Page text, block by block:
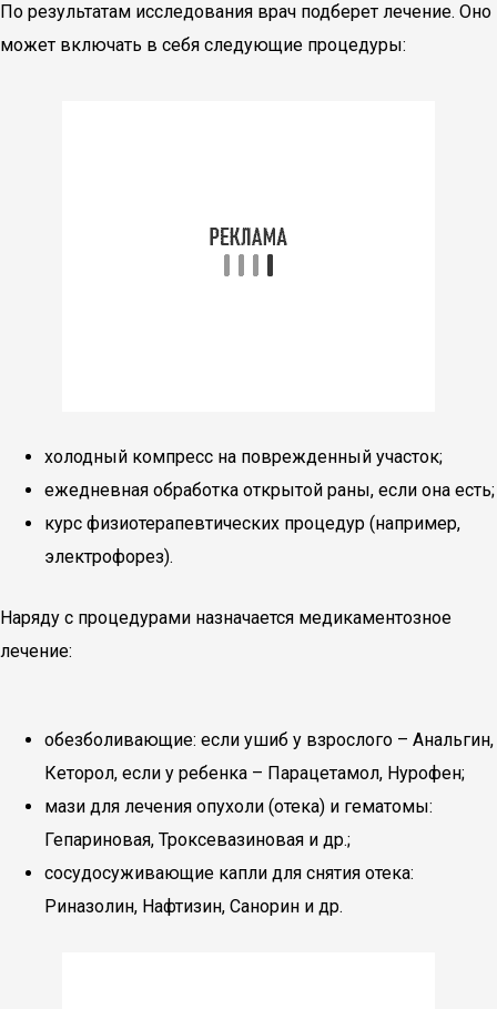
По результатам исследования врач подберет лечение. Оно
может включать в себя следующие процедуры:
холодный компресс на поврежденный участок;
ежедневная обработка открытой раны, если она есть;
курс физиотерапевтических процедур (например,
электрофорез).
Наряду с процедурами назначается медикаментозное
лечение:
обезболивающие: если ушиб у взрослого – Анальгин,
Кеторол, если у ребенка – Парацетамол, Нурофен;
мази для лечения опухоли (отека) и гематомы:
Гепариновая, Троксевазиновая и др.;
сосудосуживающие капли для снятия отека:
Риназолин, Нафтизин, Санорин и др.